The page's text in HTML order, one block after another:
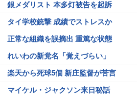
銀メダリスト 本多灯被告を起訴
タイ学校銃撃 成績でストレスか
正常な組織を誤摘出 重篤な状態
れいわの新党名「覚えづらい」
楽天から死球5個 新庄監督が苦言
マイケル・ジャクソン来日秘話